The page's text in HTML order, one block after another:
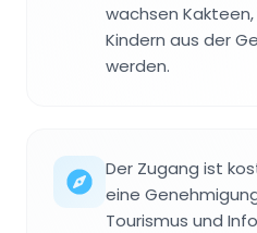
wachsen
Kindern aus der
werden.
Der Zugang ist
eine
Tourismus und